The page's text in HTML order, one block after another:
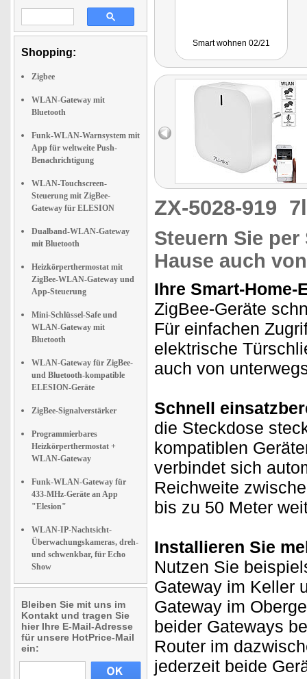
Shopping:
Zigbee
WLAN-Gateway mit
Bluetooth
Funk-WLAN-Warnsystem mit
App für weltweite Push-
Benachrichtigung
WLAN-Touchscreen-
Steuerung mit ZigBee-
Gateway für ELESION
Dualband-WLAN-Gateway
mit Bluetooth
Heizkörperthermostat mit
ZigBee-WLAN-Gateway und
App-Steuerung
Mini-Schlüssel-Safe und
WLAN-Gateway mit
Bluetooth
WLAN-Gateway für ZigBee-
und Bluetooth-kompatible
ELESION-Geräte
ZigBee-Signalverstärker
Programmierbares
Heizkörperthermostat +
WLAN-Gateway
Funk-WLAN-Gateway für
433-MHz-Geräte an App
"Elesion"
WLAN-IP-Nachtsicht-
Überwachungskameras, dreh-
und schwenkbar, für Echo
Show
Bleiben Sie mit uns im
Kontakt und tragen Sie
hier Ihre E-Mail-Adresse
für unsere HotPrice-Mail
ein:
Smart wohnen 02/21
ZX-5028-919
Steuern Sie
Hause auch
Ihre Smart-Home-
ZigBee-Geräte
Für einfachen
elektrische
auch von
Schnell
die Steckdose
kompatiblen
verbindet sich
Reichweite
bis zu 50 Meter
Installieren Sie
Nutzen Sie
Gateway im Keller
Gateway im
beider Gateways
Router im
jederzeit beide